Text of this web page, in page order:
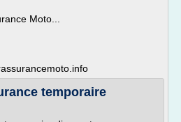
Moto...
temporaire